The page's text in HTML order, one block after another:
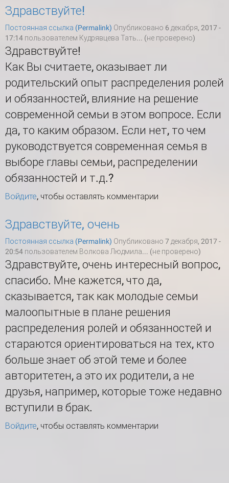
Здравствуйте!
Постоянная ссылка (Permalink) Опубликовано 6 декабря, 2017 -
17:14 пользователем Кудрявцева Тать... (не проверено)
Здравствуйте!
Как Вы считаете, оказывает ли
родительский опыт распределения ролей
и обязанностей, влияние на решение
современной семьи в этом вопросе. Если
да, то каким образом. Если нет, то чем
руководствуется современная семья в
выборе главы семьи, распределении
обязанностей и т.д.?
Войдите, чтобы оставлять комментарии
Здравствуйте, очень
Постоянная ссылка (Permalink) Опубликовано 7 декабря, 2017 -
20:54 пользователем Волкова Людмила... (не проверено)
Здравствуйте, очень интересный вопрос,
спасибо. Мне кажется, что да,
сказывается, так как молодые семьи
малоопытные в плане решения
распределения ролей и обязанностей и
стараются ориентироваться на тех, кто
больше знает об этой теме и более
авторитетен, а это их родители, а не
друзья, например, которые тоже недавно
вступили в брак.
Войдите, чтобы оставлять комментарии